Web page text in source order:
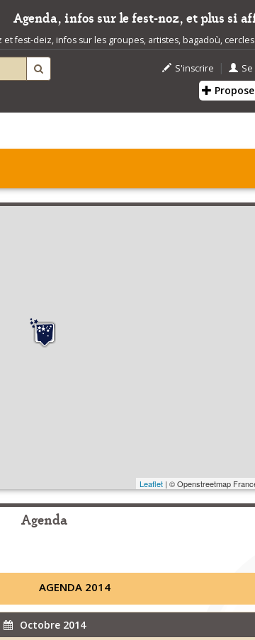
Agenda, infos sur le fest-noz, et plus si
fest-deiz, infos sur les groupes, artistes, bagadoù,
S'inscrire |
Leaflet| © Openstreetmap
Agenda
AGENDA 2014
Octobre 2014